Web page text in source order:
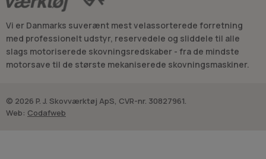
Vi er Danmarks suverænt mest velassorterede forretning
med professionelt udstyr, reservedele og sliddele til alle
slags motoriserede skovningsredskaber - fra de mindste
motorsave til de største mekaniserede skovningsmaskiner.
© 2026 P. J. Skovværktøj ApS, CVR-nr. 30827961.
Web: Codafweb